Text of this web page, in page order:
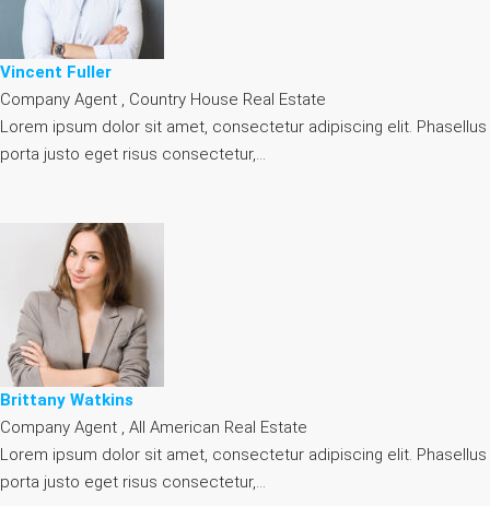
Vincent Fuller
Company Agent , Country House Real Estate
Lorem ipsum dolor sit amet, consectetur adipiscing elit. Phasellus
porta justo eget risus consectetur,…
Brittany Watkins
Company Agent , All American Real Estate
Lorem ipsum dolor sit amet, consectetur adipiscing elit. Phasellus
porta justo eget risus consectetur,…